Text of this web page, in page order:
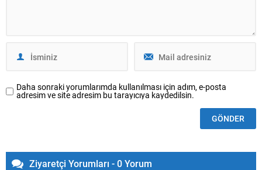
Daha sonraki yorumlarımda kullanılması için adım, e-posta
adresim ve site adresim bu tarayıcıya kaydedilsin.
Ziyaretçi Yorumları - 0 Yorum